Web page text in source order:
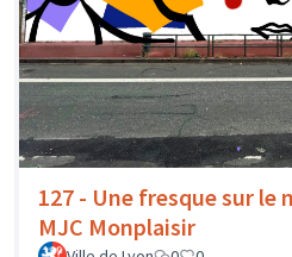
127 - Une fresque sur le
MJC Monplaisir